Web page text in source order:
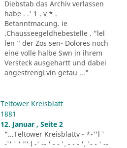
Diebstab das Archiv verlassen
habe . .' 1 . v * .
Betanntmacung. ie
.Chausseegeldhebestelle . "lel
len " der Zos sen- Dolores noch
eine volle halbe Swn in ihrem
Versteck ausgehartt und dabei
angestrengLvin getau ..."
Teltower Kreisblatt
1881
12. Januar , Seite 2
"...Teltower Kreisblattv - *-''l '
-'' ' ' "' l -' -- ' - - '. - - - '. '- - ' --